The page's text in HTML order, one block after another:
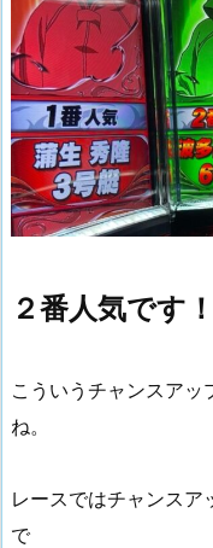
２番人気です！
こういうチャンスアッ
ね。
レースではチャンス
で